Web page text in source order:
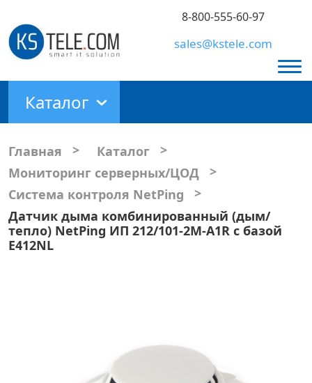
8-800-555-60-97
sales@kstele.com
Каталог
Главная > Каталог
>
Мониторинг серверных/ЦОД
>
Система контроля NetPing
>
Датчик дыма комбинированный (дым/
тепло) NetPing ИП 212/101-2М-A1R с базой
Е412NL